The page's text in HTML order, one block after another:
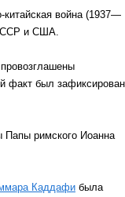
китайская война (1937—
и США.
факт был зафиксирован
Папы римского Иоанна
Каддафи была